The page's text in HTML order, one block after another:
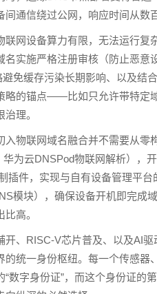
间通信绕过公网，响应时间从数
联网设备算力有限，无法运行
名实施严格注册审核（防止恶
免缓存污染长期影响、以及结
略的锚点——比如只允许带特定
理。
入物联网域名融合并不需要从
为云DNSPod物联网解析），
插件，实现与自有设备管理平
模块），确保设备开机即完成
高。
开、RISC-V芯片普及、以及AI
的统一身份枢纽。每一个传感
“数字身份证”，而这个身份证的